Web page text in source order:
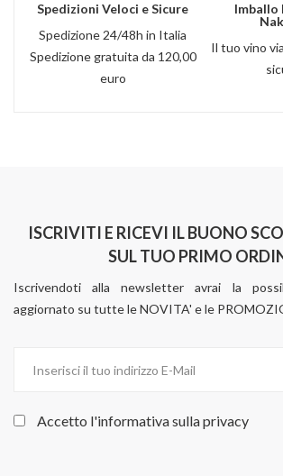
Spedizioni Veloci e Sicure
Spedizione 24/48h in Italia
Spedizione gratuita da 120,00
euro
Il tuo vino
ISCRIVITI E RICEVI IL BUONO
SUL TUO PRIMO
Iscrivendoti alla newsletter avrai la
aggiornato su tutte le NOVITA' e le
Accetto l'informativa sullaprivacy